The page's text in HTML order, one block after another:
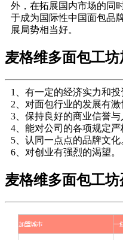
外，在拓展国内市场的同
于成为国际性中国面包品
展局势相当好。
麦格维多面包工
1、有一定的经济实力和投
2、对面包行业的发展有激
3、保持良好的商业信誉与
4、能对公司的各项规定严
5、认同一点点的品牌文化
6、对创业有强烈的渴望。
麦格维多面包工